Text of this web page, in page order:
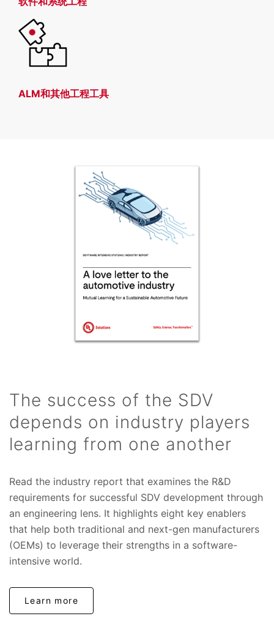
ALM和其他工程工具
The success of the SDV
depends on industry players
learning from one another
Read the industry report that examines the R&D
requirements for successful SDV development through
an engineering lens. It highlights eight key enablers
that help both traditional and next-gen manufacturers
(OEMs) to leverage their strengths in a software-
intensive world.
Learn more